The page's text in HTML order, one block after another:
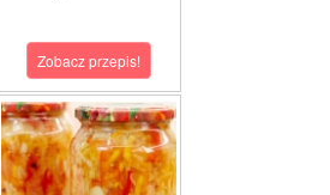
Zobacz przepis!